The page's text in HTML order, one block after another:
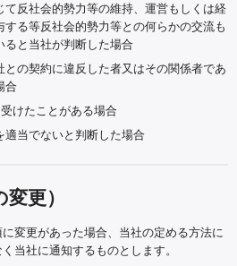
て反社会的勢力等の維持、運営もしくは経
る等反社会的勢力等との何らかの交流も
ると当社が判断した場合
との契約に違反した者又はその関係者であ
合
けたことがある場合
適当でないと判断した場合
更）
変更があった場合、当社の定める方法に
当社に通知するものとします。